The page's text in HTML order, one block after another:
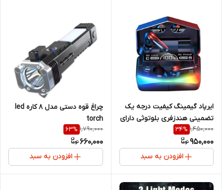
ایرپاد گیمینگ کیفیت درجه یک
تضمینی هندزفری بلوتوثی دارای
کیفیت عالی
1,450,000
34%
950,000
افزودن به سبد
چراغ قوه دستی مدل 8 کاره led
torch
1,790,000
63%
660,000
افزودن به سبد